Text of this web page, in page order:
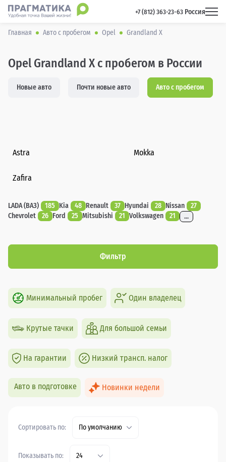
+7 (812) 363-23-63 Россия
Главная Авто с пробегом Opel Grandland X
Opel Grandland X с пробегом в России
Новые авто Почти новые авто Авто с пробегом
Astra Mokka
Zafira
LADA (ВАЗ) 185 Kia 48 Renault 37 Hyundai 28 Nissan
27
Chevrolet
26 Ford 25 Mitsubishi 21 Volkswagen 21 ...
Фильтр
Минимальный пробег Один владелец
Крутые тачки Для большой семьи
На гарантии Низкий трансп. налог
Авто в подготовке Новинки недели
Сортировать по: По умолчанию
Показывать по: 24